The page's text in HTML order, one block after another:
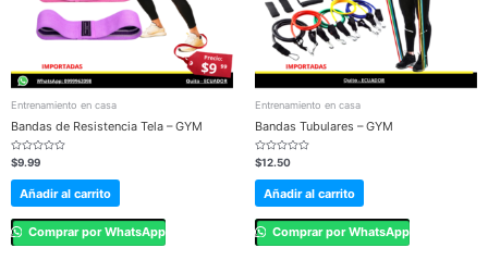
Entrenamiento en casa
Bandas de Resistencia Tela – GYM
Valorado
en
0
$9.99
Añadir al carrito
Comprar por WhatsApp
Entrenamiento en casa
Bandas Tubulares – GYM
Valorado
en
0
$12.50
Añadir al carrito
Comprar por WhatsApp